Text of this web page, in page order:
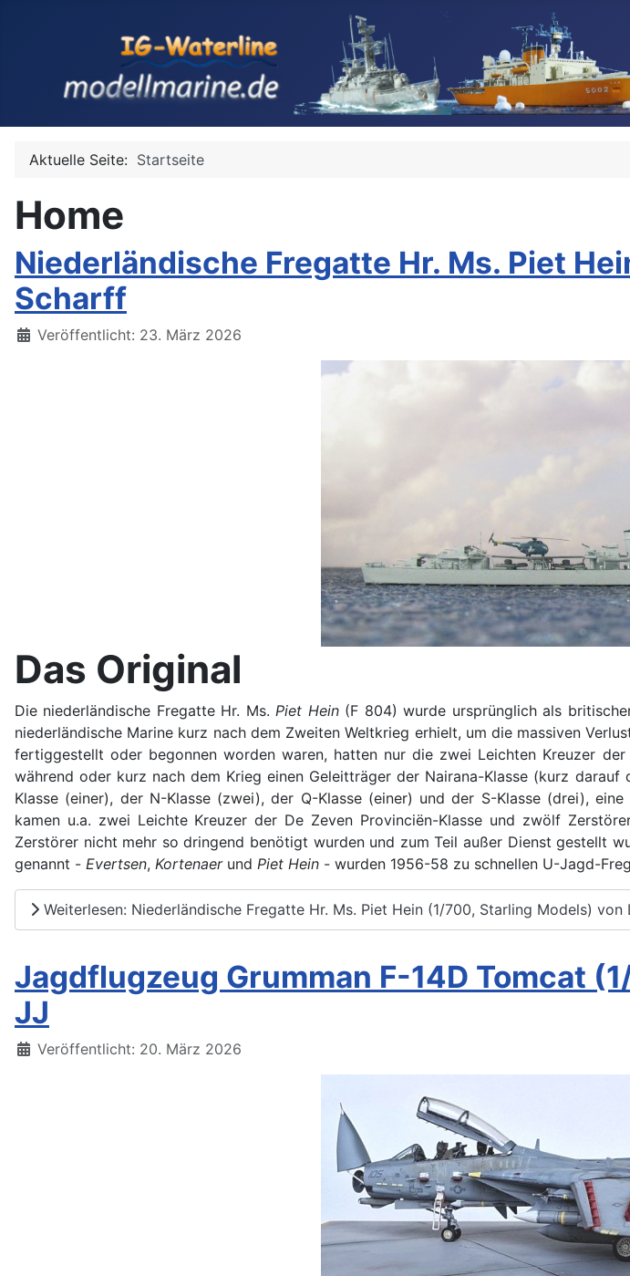
Aktuelle Seite: Startseite
Home
Niederländische Fregatte Hr. Ms. Piet
Scharff
Details
Veröffentlicht: 23. März 2026
Das Original
Die niederländische Fregatte Hr. Ms. Piet Hein(F 804) wurde ursprünglich als
niederländische Marine kurz nach dem Zweiten Weltkrieg erhielt, um die massiven
fertiggestellt oder begonnen worden waren, hatten nur die zwei Leichten Kreuzer
während oder kurz nach dem Krieg einen Geleitträger der Nairana-Klasse (kurz
Klasse (einer), der N-Klasse (zwei), der Q-Klasse (einer) und der S-Klasse (drei),
kamen u.a. zwei Leichte Kreuzer der De Zeven Provinciën-Klasse und zwölf
Zerstörer nicht mehr so dringend benötigt wurden und zum Teil außer Dienst gestellt
genannt - Evertsen, Kortenaerund Piet Hein - wurden 1956-58 zu schnellen U-Jagd-
Weiterlesen: Niederländische Fregatte Hr. Ms. Piet Hein (1/700, Starling Models) von
Jagdflugzeug Grumman F-14D Tomcat
JJ
Details
Veröffentlicht: 20. März 2026